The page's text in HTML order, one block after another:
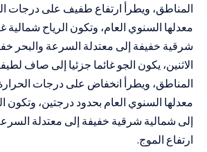
المناطق، ويطرأ ارتفاع طفيف على درجات
معدلها السنوي العام، وتكون الرياح شمالية
شرقية خفيفة إلى معتدلة السرعة والبحر
الاثنين، يكون الجو غائما جزئيا إلى صاف
المناطق، ويطرأ انخفاض على درجات
معدلها السنوي العام بحدود درجتين، وتكون
إلى شمالية شرقية خفيفة إلى معتدلة
ارتفاع الموج.